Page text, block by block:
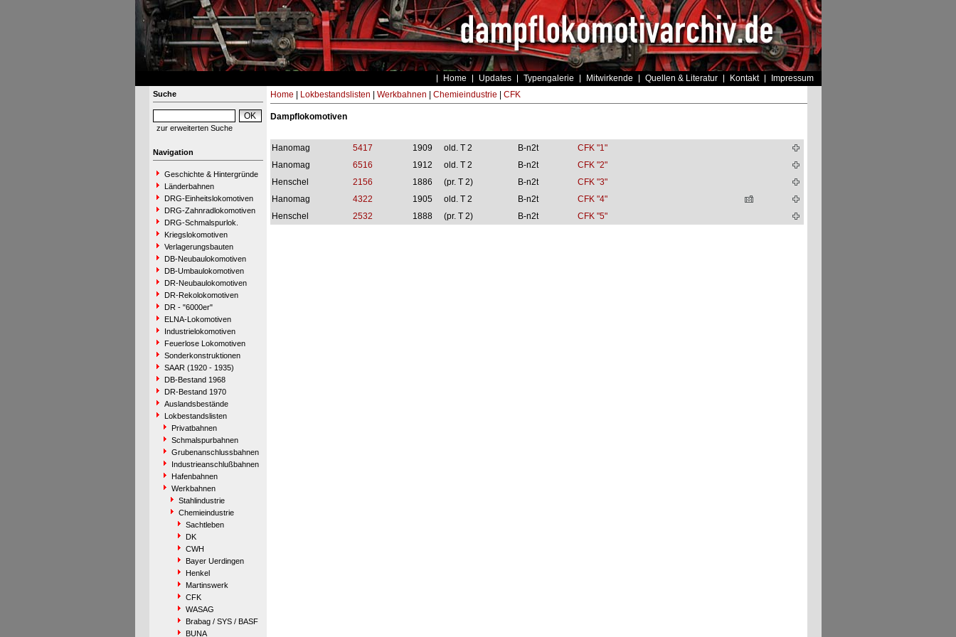
Home Updates Typengalerie Mitwirkende Quellen & Literatur Kontakt Impressum
Suche
zur erweiterten Suche
Navigation
Geschichte & Hintergründe
Länderbahnen
DRG-Einheitslokomotiven
DRG-Zahnradlokomotiven
DRG-Schmalspurlok.
Kriegslokomotiven
Verlagerungsbauten
DB-Neubaulokomotiven
DB-Umbaulokomotiven
DR-Neubaulokomotiven
DR-Rekolokomotiven
DR - "6000er"
ELNA-Lokomotiven
Industrielokomotiven
Feuerlose Lokomotiven
Sonderkonstruktionen
SAAR (1920 - 1935)
DB-Bestand 1968
DR-Bestand 1970
Auslandsbestände
Lokbestandslisten
Privatbahnen
Schmalspurbahnen
Grubenanschlussbahnen
Industrieanschlußbahnen
Hafenbahnen
Werkbahnen
Stahlindustrie
Chemieindustrie
Sachtleben
DK
CWH
Bayer Uerdingen
Henkel
Martinswerk
CFK
WASAG
Brabag / SYS / BASF
BUNA
Home Lokbestandslisten Werkbahnen Chemieindustrie CFK
Dampflokomotiven
Hanomag 5417 1909 old. T 2 B-n2t
CFK "1"
Hanomag
6516 1912 old. T 2 B-n2t
CFK "2"
Henschel
2156 1886 (pr. T 2) B-n2t
CFK "3"
Hanomag
4322 1905 old. T 2 B-n2t
CFK "4"
Henschel
2532 1888 (pr. T 2) B-n2t CFK "5"